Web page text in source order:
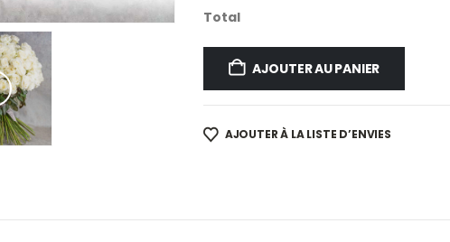
Total
AJOUTER AU PANIER
AJOUTER À LA LISTE D’ENVIES